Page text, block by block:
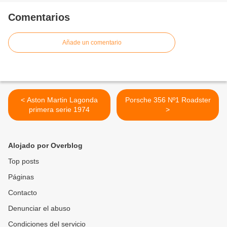
Comentarios
Añade un comentario
< Aston Martin Lagonda
primera serie 1974
Porsche 356 Nº1 Roadster
>
Alojado por Overblog
Top posts
Páginas
Contacto
Denunciar el abuso
Condiciones del servicio